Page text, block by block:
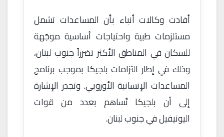
أفادت وكالات أنباء بأن المساعدات تشمل
مستلزمات طبية واحتياجات أساسية موجّهة
للسكان في المناطق الأكثر تضرراً جنوب لبنان،
وذلك في إطار التزامات بلجيكا بموجب برنامج
المساعدات الإنسانية الأوروبي. وتجدر الإشارة
إلى أن بلجيكا تُساهم بعدد من قوات
اليونيفيل في جنوب لبنان.